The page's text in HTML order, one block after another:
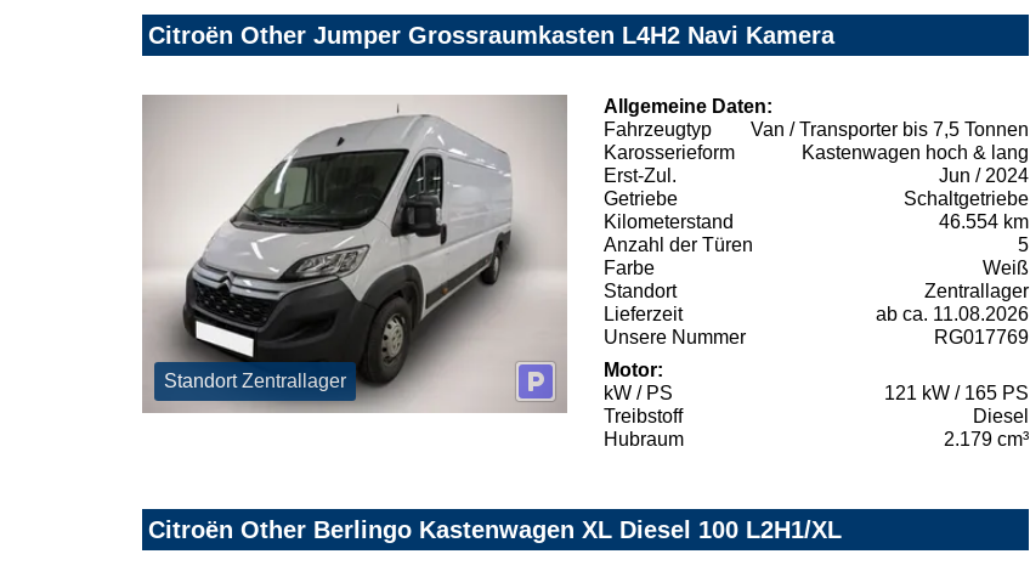
Citroën Other Jumper Grossraumkasten L4H2 Navi Kamera
Standort Zentrallager
Allgemeine Daten:
Fahrzeugtyp
Van / Transporter bis 7,5 Tonnen
Karosserieform
Kastenwagen hoch & lang
Erst-Zul.
Jun / 2024
Getriebe
Schaltgetriebe
Kilometerstand
46.554 km
Anzahl der Türen
5
Farbe
Weiß
Standort
Zentrallager
Lieferzeit
ab ca. 11.08.2026
Unsere Nummer
RG017769
Motor:
kW / PS
121 kW / 165 PS
Treibstoff
Diesel
Hubraum
2.179 cm³
Citroën Other Berlingo Kastenwagen XL Diesel 100 L2H1/XL